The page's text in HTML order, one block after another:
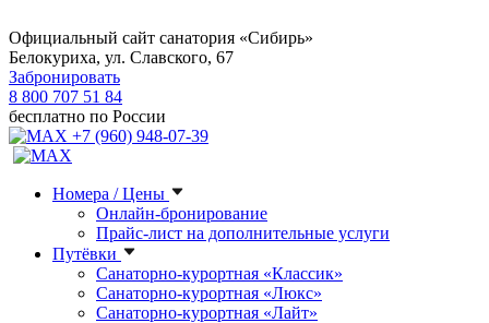
Официальный сайт санатория «Сибирь»
Белокуриха, ул. Славского, 67
Забронировать
8 800 707 51 84
бесплатно по России
+7 (960) 948-07-39
Номера / Цены
Онлайн-бронирование
Прайс-лист на дополнительные услуги
Путёвки
Санаторно-курортная «Классик»
Санаторно-курортная «Люкс»
Санаторно-курортная «Лайт»